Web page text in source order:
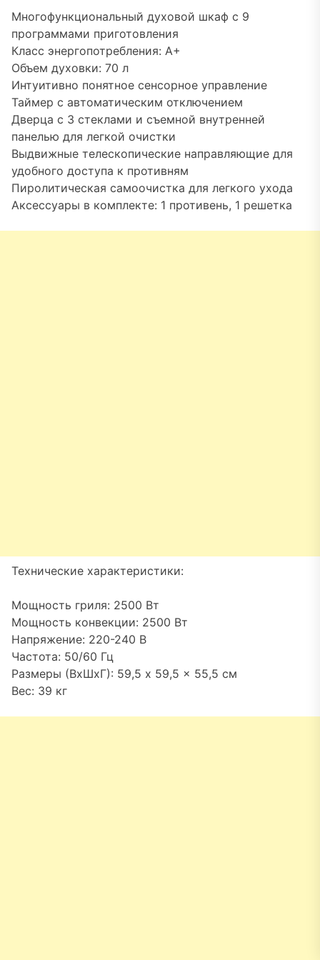
Многофункциональный духовой шкаф с 9
программами приготовления
Класс энергопотребления: A+
Объем духовки: 70 л
Интуитивно понятное сенсорное управление
Таймер с автоматическим отключением
Дверца с 3 стеклами и съемной внутренней
панелью для легкой очистки
Выдвижные телескопические направляющие для
удобного доступа к противням
Пиролитическая самоочистка для легкого ухода
Аксессуары в комплекте: 1 противень, 1 решетка
Технические характеристики:
Мощность гриля: 2500 Вт
Мощность конвекции: 2500 Вт
Напряжение: 220-240 В
Частота: 50/60 Гц
Размеры (ВхШхГ): 59,5 x 59,5 x 55,5 см
Вес: 39 кг